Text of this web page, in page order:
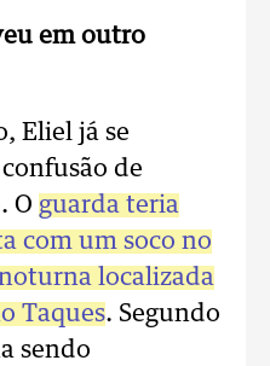
em outro
Eliel já se
de
O guarda teria
com um soco no
localizada
Taques. Segundo
sendo